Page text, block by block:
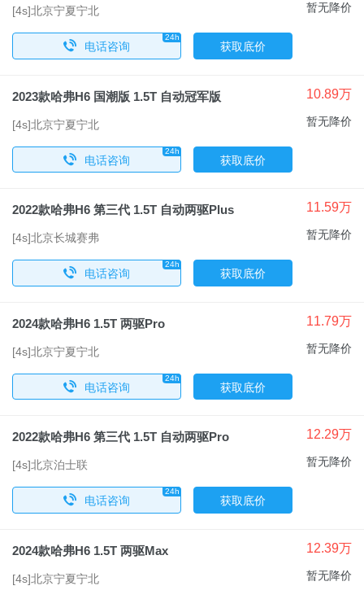
暂无降价
[4s]北京宁夏宁北
x 电话咨询
24h
获取底价
10.89万
2023款哈弗H6 国潮版 1.5T 自动冠军版
暂无降价
[4s]北京宁夏宁北
x 电话咨询
24h
获取底价
11.59万
2022款哈弗H6 第三代 1.5T 自动两驱Plus
暂无降价
[4s]北京长城赛弗
x 电话咨询
24h
获取底价
11.79万
2024款哈弗H6 1.5T 两驱Pro
暂无降价
[4s]北京宁夏宁北
x 电话咨询
24h
获取底价
12.29万
2022款哈弗H6 第三代 1.5T 自动两驱Pro
暂无降价
[4s]北京泊士联
x 电话咨询
24h
获取底价
12.39万
2024款哈弗H6 1.5T 两驱Max
暂无降价
[4s]北京宁夏宁北